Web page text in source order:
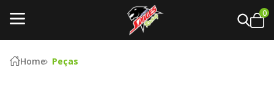
0
Home Peças